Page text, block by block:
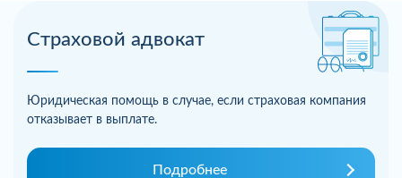
Страховой адвокат
Юридическая помощь в случае, если страховая компания
отказывает в выплате.
Подробнее